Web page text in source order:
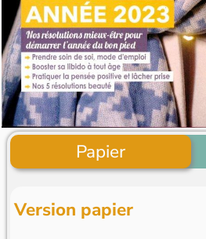
Papier
Version papier